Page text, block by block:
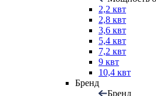
2,2 квт
2,8 квт
3,6 квт
5,4 квт
7,2 квт
9 квт
10,4 квт
Бренд
Бренд